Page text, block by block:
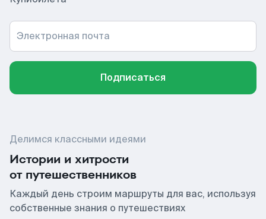
Электронная почта
Подписаться
Делимся классными идеями
Истории и хитрости
от путешественников
Каждый день строим маршруты для вас, используя
собственные знания о путешествиях